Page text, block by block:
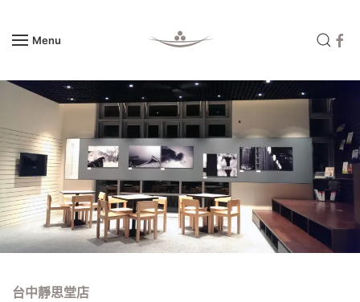
Skip to main content
Menu
台中靜思堂店